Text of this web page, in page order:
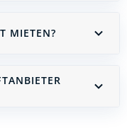
MIETEN?
G